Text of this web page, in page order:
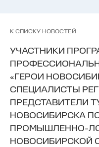
УЧАСТНИКИ
«ГЕРОИ
СПЕЦИАЛИСТЫ
ПРЕДСТАВИТЕЛИ
НОВОСИБИРСКА
ПРОМЫШЛЕННО-
НОВОСИБИРСКОЙ
К СПИСКУ НОВОСТЕЙ